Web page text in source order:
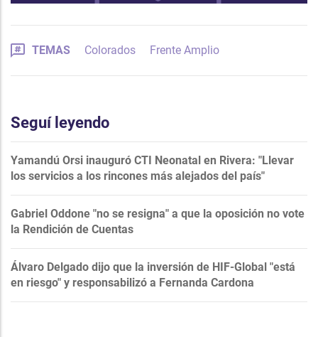
TEMAS Colorados Frente Amplio
Seguí leyendo
Yamandú Orsi inauguró CTI Neonatal en Rivera: "Llevar
los servicios a los rincones más alejados del país"
Gabriel Oddone "no se resigna" a que la oposición no vote
la Rendición de Cuentas
Álvaro Delgado dijo que la inversión de HIF-Global "está
en riesgo" y responsabilizó a Fernanda Cardona